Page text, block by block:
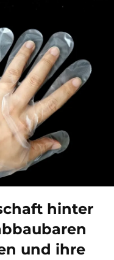
hinter
und ihre